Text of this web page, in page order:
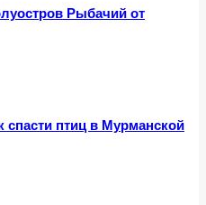
Рыбачий от
спасти птиц в Мурманской